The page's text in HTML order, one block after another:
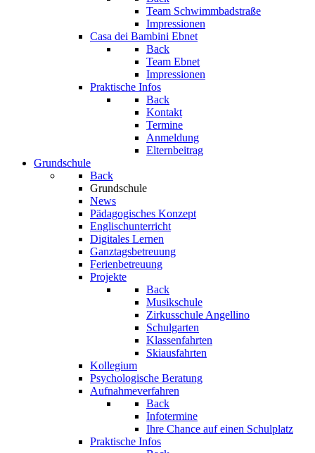
Team Schwimmbadstraße
Impressionen
Casa dei Bambini Ebnet
Back
Team Ebnet
Impressionen
Praktische Infos
Back
Kontakt
Termine
Anmeldung
Elternbeitrag
Grundschule
Back
Grundschule
News
Pädagogisches Konzept
Englischunterricht
Digitales Lernen
Ganztagsbetreuung
Ferienbetreuung
Projekte
Back
Musikschule
Zirkusschule Angellino
Schulgarten
Klassenfahrten
Skiausfahrten
Kollegium
Psychologische Beratung
Aufnahmeverfahren
Back
Infotermine
Ihre Chance auf einen Schulplatz
Praktische Infos